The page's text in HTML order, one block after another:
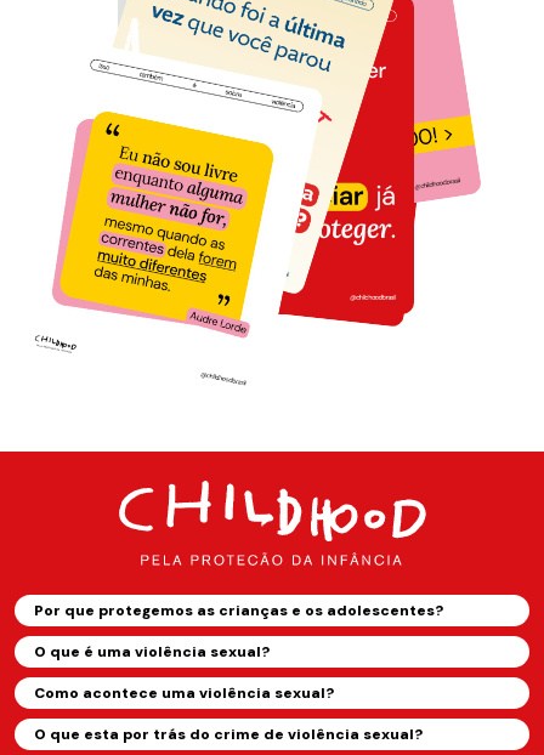
Por que protegemos as crianças e os adolescentes?
O que é uma violência sexual?
Como acontece uma violência sexual?
O que esta por trás do crime de violência sexual?